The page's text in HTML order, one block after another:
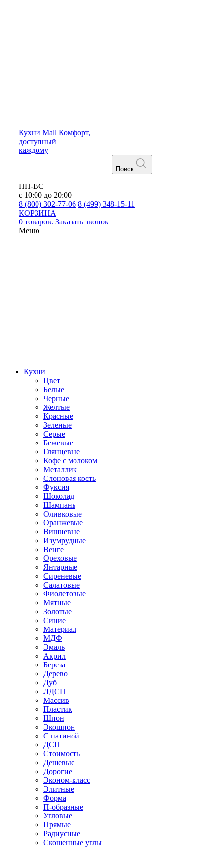
Кухни Mall Комфорт,
доступный
каждому
Поиск
ПН-ВС
с 10:00 до 20:00
8 (800) 302-77-06 8 (499) 348-15-11
КОРЗИНА
0 товаров. Заказать звонок
Меню
Кухни
Цвет
Белые
Черные
Желтые
Красные
Зеленые
Серые
Бежевые
Глянцевые
Кофе с молоком
Металлик
Слоновая кость
Фуксия
Шоколад
Шампань
Оливковые
Оранжевые
Вишневые
Изумрудные
Венге
Ореховые
Янтарные
Сиреневые
Салатовые
Фиолетовые
Мятные
Золотые
Синие
Материал
МДФ
Эмаль
Акрил
Береза
Дерево
Дуб
ЛДСП
Массив
Пластик
Шпон
Экошпон
С патиной
ДСП
Стоимость
Дешевые
Дорогие
Эконом-класс
Элитные
Форма
П-образные
Угловые
Прямые
Радиусные
Скошенные углы